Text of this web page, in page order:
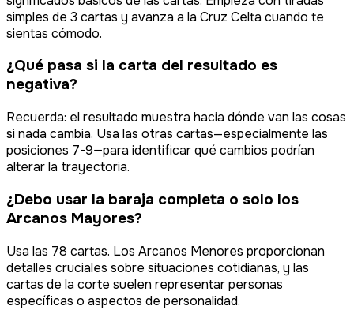
simples de 3 cartas y avanza a la Cruz Celta cuando te
sientas cómodo.
¿Qué pasa si la carta del resultado es
negativa?
Recuerda: el resultado muestra hacia dónde van las cosas
si nada cambia. Usa las otras cartas—especialmente las
posiciones 7-9—para identificar qué cambios podrían
alterar la trayectoria.
¿Debo usar la baraja completa o solo los
Arcanos Mayores?
Usa las 78 cartas. Los Arcanos Menores proporcionan
detalles cruciales sobre situaciones cotidianas, y las
cartas de la corte suelen representar personas
específicas o aspectos de personalidad.